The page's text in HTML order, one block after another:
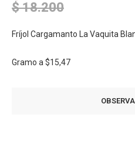
$ 18.200
Fríjol Cargamanto La Vaquita
Gramo a $15,47